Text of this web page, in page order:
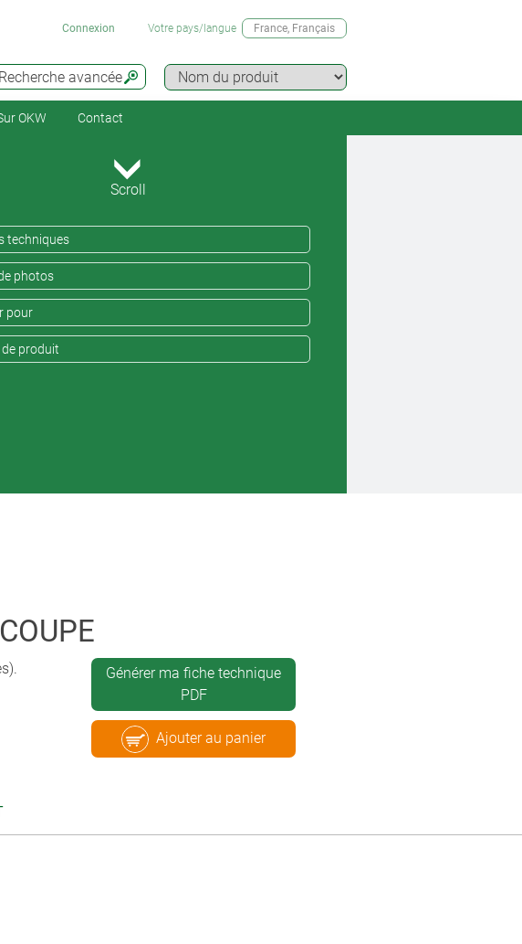
Recherche avancée
Connexion Votre pays/langue France, Français
OKW Contact
Scroll
techniques
photos
pour
produit
Générer ma fiche technique
PDF
Ajouter au panier